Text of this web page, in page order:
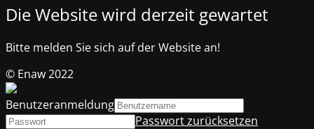
Die Website wird derzeit gewartet
Bitte melden Sie sich auf der Website an!
© Enaw 2022
Benutzeranmeldung
Passwort zurücksetzen